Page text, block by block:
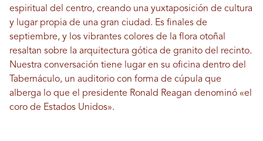
espiritual del centro, creando una yuxtaposición de cultura
y lugar propia de una gran ciudad. Es finales de
septiembre, y los vibrantes colores de la flora otoñal
resaltan sobre la arquitectura gótica de granito del recinto.
Nuestra conversación tiene lugar en su oficina dentro del
Tabernáculo, un auditorio con forma de cúpula que
alberga lo que el presidente Ronald Reagan denominó «el
coro de Estados Unidos».